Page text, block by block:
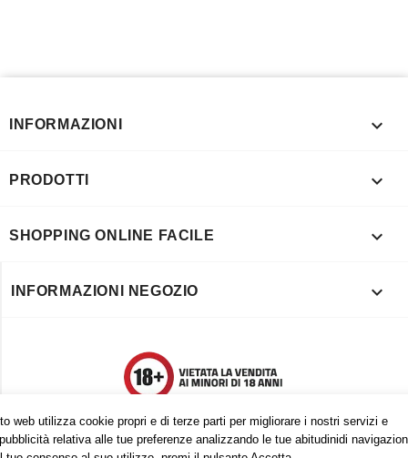
web utilizza cookie propri e di terze parti per migliorare i nostri servizi e
relativa alle tue preferenze analizzando le tue abitudinidi
INFORMAZIONI 
PRODOTTI 
SHOPPING ONLINE FACILE 
INFORMAZIONI NEGOZIO 